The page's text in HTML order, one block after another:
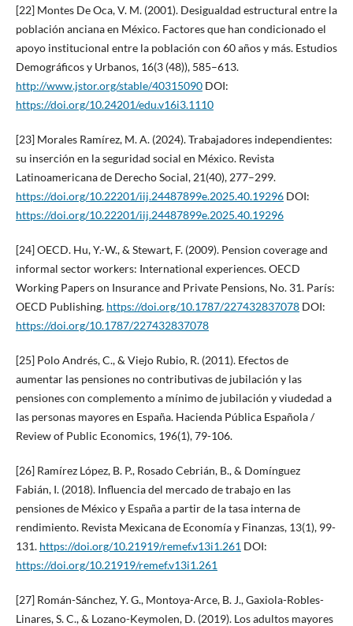
[22] Montes De Oca, V. M. (2001). Desigualdad estructural entre la
población anciana en México. Factores que han condicionado el
apoyo institucional entre la población con 60 años y más. Estudios
Demográficos y Urbanos, 16(3 (48)), 585–613.
http://www.jstor.org/stable/40315090DOI:
https://doi.org/10.24201/edu.v16i3.1110
[23] Morales Ramírez, M. A. (2024). Trabajadores independientes:
su inserción en la seguridad social en México. Revista
Latinoamericana de Derecho Social, 21(40), 277–299.
https://doi.org/10.22201/iij.24487899e.2025.40.19296DOI:
https://doi.org/10.22201/iij.24487899e.2025.40.19296
[24] OECD. Hu, Y.-W., & Stewart, F. (2009). Pension coverage and
informal sector workers: International experiences. OECD
Working Papers on Insurance and Private Pensions, No. 31. París:
OECD Publishing. https://doi.org/10.1787/227432837078DOI:
https://doi.org/10.1787/227432837078
[25] Polo Andrés, C., & Viejo Rubio, R. (2011). Efectos de
aumentar las pensiones no contributivas de jubilación y las
pensiones con complemento a mínimo de jubilación y viudedad a
las personas mayores en España. Hacienda Pública Española /
Review of Public Economics, 196(1), 79-106.
[26] Ramírez López, B. P., Rosado Cebrián, B., & Domínguez
Fabián, I. (2018). Influencia del mercado de trabajo en las
pensiones de México y España a partir de la tasa interna de
rendimiento. Revista Mexicana de Economía y Finanzas, 13(1), 99-
131. https://doi.org/10.21919/remef.v13i1.261 DOI:
https://doi.org/10.21919/remef.v13i1.261
[27] Román-Sánchez, Y. G., Montoya-Arce, B. J., Gaxiola-Robles-
Linares, S. C., & Lozano-Keymolen, D. (2019). Los adultos mayores